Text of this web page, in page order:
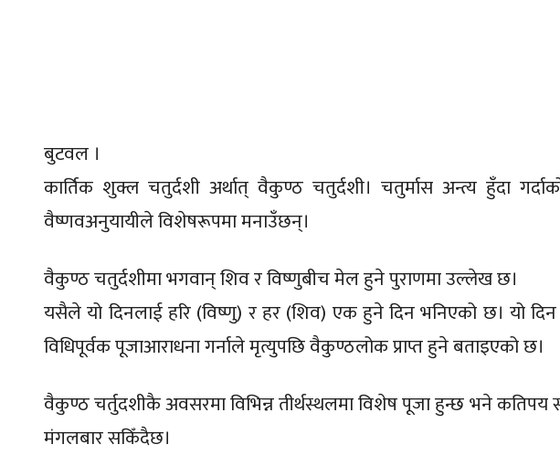
बुटवल ।
कार्तिक शुक्ल चतुर्दशी अर्थात् वैकुण्ठ चतुर्दशी। चतुर्मास अन्त्य हुँदा
वैष्णवअनुयायीले विशेषरूपमा मनाउँछन्।
वैकुण्ठ चतुर्दशीमा भगवान् शिव र विष्णुबीच मेल हुने पुराणमा उल्लेख छ।
यसैले यो दिनलाई हरि (विष्णु) र हर (शिव) एक हुने दिन भनिएको छ। यो
विधिपूर्वक पूजाआराधना गर्नाले मृत्युपछि वैकुण्ठलोक प्राप्त हुने बताइएको छ।
वैकुण्ठ चर्तुदशीकै अवसरमा विभिन्न तीर्थस्थलमा विशेष पूजा हुन्छ भने कतिपय
मंगलबार सकिँदैछ।